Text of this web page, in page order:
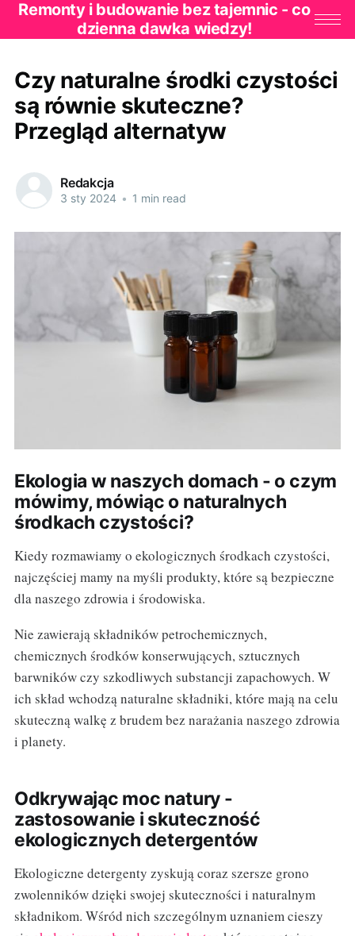
Remonty i budowanie bez tajemnic - co
dzienna dawka wiedzy!
Czy naturalne środki czystości
są równie skuteczne?
Przegląd alternatyw
Redakcja
3 sty 2024 • 1 min read
Ekologia w naszych domach - o czym
mówimy, mówiąc o naturalnych
środkach czystości?
Kiedy rozmawiamy o ekologicznych środkach czystości,
najczęściej mamy na myśli produkty, które są bezpieczne
dla naszego zdrowia i środowiska.
Nie zawierają składników petrochemicznych,
chemicznych środków konserwujących, sztucznych
barwników czy szkodliwych substancji zapachowych. W
ich skład wchodzą naturalne składniki, które mają na celu
skuteczną walkę z brudem bez narażania naszego zdrowia
i planety.
Odkrywając moc natury -
zastosowanie i skuteczność
ekologicznych detergentów
Ekologiczne detergenty zyskują coraz szersze grono
zwolenników dzięki swojej skuteczności i naturalnym
składnikom. Wśród nich szczególnym uznaniem cieszy